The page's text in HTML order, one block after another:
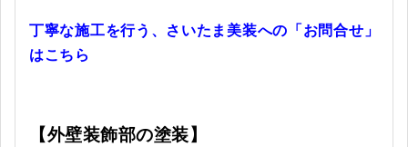
丁寧な施工を行う、さいたま美装への「お問合せ」
はこちら
【外壁装飾部の塗装】